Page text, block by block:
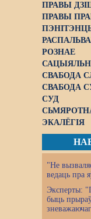
ПРАВЫ
ПРАВЫ
РОЗНАЕ
СВАБОДА
СВАБОДА
СУД
ЭКАЛЁГІЯ
"Не
ведаць пра
Эксперты:
быць